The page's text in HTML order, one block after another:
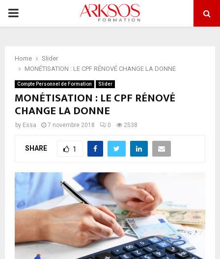
PRIMARY
Home
Slider
MONÉTISATION : LE CPF RÉNOVÉ CHANGE LA DONNE
Compte Personnel de Formation Slider
MONÉTISATION : LE CPF RÉNOVÉ
CHANGE LA DONNE
by Essa 7 novembre 2018 0 2538
SHARE 1